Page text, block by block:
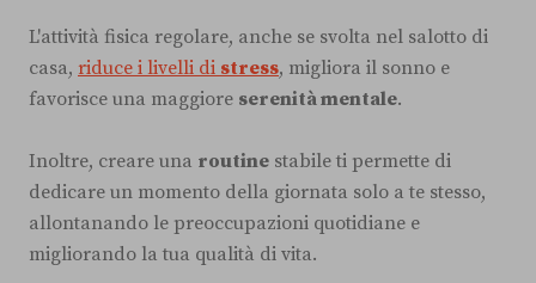
L'attività fisica regolare, anche se svolta nel salotto di
casa, riduce i livelli di stress, migliora il sonno e
favorisce una maggiore serenità mentale.
Inoltre, creare una routine stabile ti permette di
dedicare un momento della giornata solo a te stesso,
allontanando le preoccupazioni quotidiane e
migliorando la tua qualità di vita.